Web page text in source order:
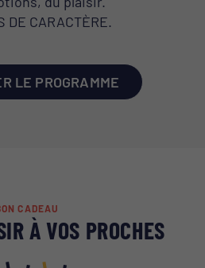
DE CARACTÈRE.
LE PROGRAMME
CADEAU
À VOS PROCHES